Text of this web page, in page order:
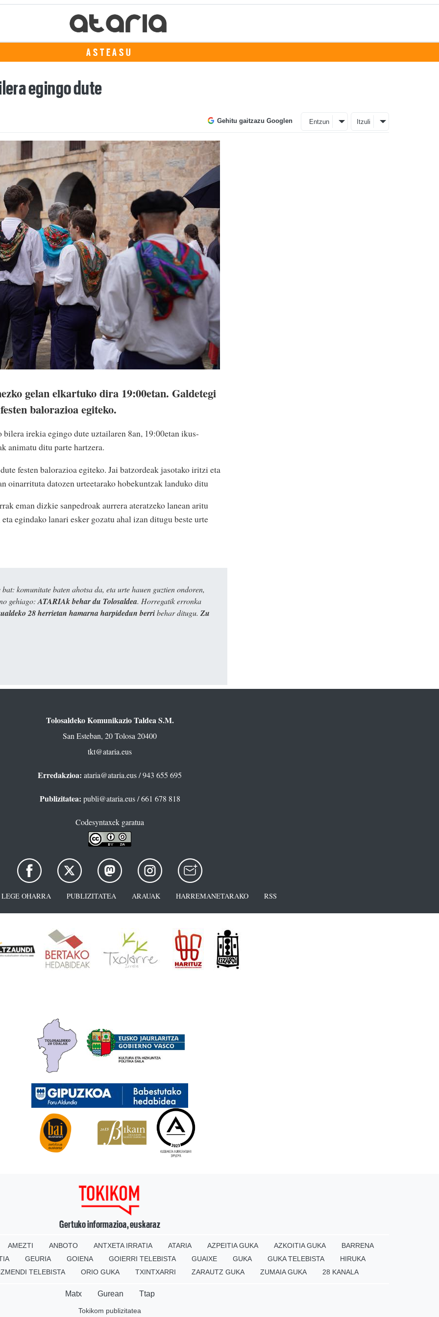
ASTEASU
egingo dute
Gehitu gaitzazu Googlen Entzun Itzuli
gelan elkartuko dira 19:00etan. Galdetegi
balorazioa egiteko.
bilera irekia egingo dute uztailaren 8an, 19:00etan ikus-
animatu ditu parte hartzera.
festen balorazioa egiteko. Jai batzordeak jasotako iritzi eta
oinarrituta datozen urteetarako hobekuntzak landuko ditu
eman dizkie sanpedroak aurrera ateratzeko lanean aritu
egindako lanari esker gozatu ahal izan ditugu beste urte
komunitate baten ahotsa da, eta urte hauen guztien ondoren,
gehiago: ATARIAk behar du Tolosaldea. Horregatik erronka
28 herrietan hamarna harpidedun berribehar ditugu. Zu
Tolosaldeko Komunikazio Taldea S.M.
San Esteban, 20 Tolosa 20400
tkt@ataria.eus
Erredakzioa: ataria@ataria.eus/ 943 655 695
Publizitatea: publi@ataria.eus/ 661 678 818
Codesyntaxek garatua
LEGE OHARRA PUBLIZITATEA ARAUAK HARREMANETARAKO RSS
Gertuko informazioa, euskaraz
AMEZTI ANBOTO ANTXETA IRRATIA ATARIA AZPEITIA GUKA AZKOITIA GUKA
BARRENA
GEURIA GOIENA GOIERRI TELEBISTA GUAIXE GUKA GUKA TELEBISTA
HIRUKA
TELEBISTA ORIO GUKA TXINTXARRI ZARAUTZ GUKA ZUMAIA GUKA 28 KANALA
Matx Gurean Ttap
Tokikom publizitatea